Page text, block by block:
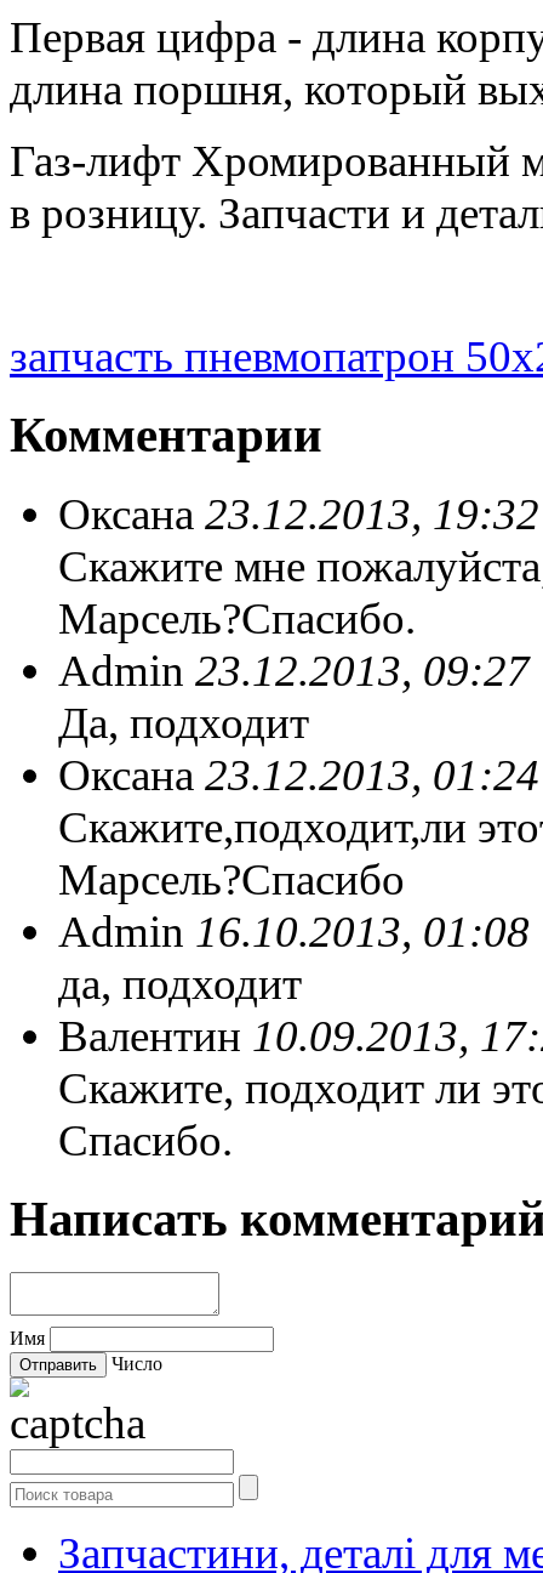
Первая цифра - длина
длина поршня, который
Газ-лифт Хромированный
в розницу. Запчасти и
запчасть пневмопатрон
Комментарии
Оксана 23.12.2013, 19:32
Скажите мне
Марсель?Спасибо.
Admin 23.12.2013, 09:27
Да, подходит
Оксана 23.12.2013, 01:24
Скажите,подходит,ли
Марсель?Спасибо
Admin 16.10.2013, 01:08
да, подходит
Валентин 10.09.2013,
Скажите, подходит ли
Спасибо.
Написать
Имя
Число
Запчастини, деталі для